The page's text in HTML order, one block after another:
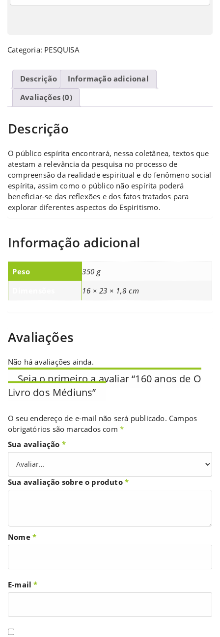
Categoria: PESQUISA
Descrição
Informação adicional
Avaliações (0)
Descrição
O público espírita encontrará, nessa coletânea, textos que
atestam a relevância da pesquisa no processo de
compreensão da realidade espiritual e do fenômeno social
espírita, assim como o público não espírita poderá
beneficiar-se das reflexões e dos fatos tratados para
explorar diferentes aspectos do Espiritismo.
Informação adicional
Peso
350 g
16 × 23 × 1,8 cm
Avaliações
Não há avaliações ainda.
Seja o primeiro a avaliar “160 anos de O
Livro dos Médiuns”
O seu endereço de e-mail não será publicado. Campos
obrigatórios são marcados com *
Sua avaliação *
Sua avaliação sobre o produto *
Nome *
E-mail*